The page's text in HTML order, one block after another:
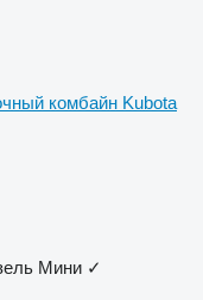
комбайн Kubota
Мини ✓